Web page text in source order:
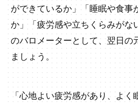
ができているか」「睡眠や食事
か」「疲労感や立ちくらみがな
のバロメーターとして、翌日の
ましょう。
「心地よい疲労感があり、よく